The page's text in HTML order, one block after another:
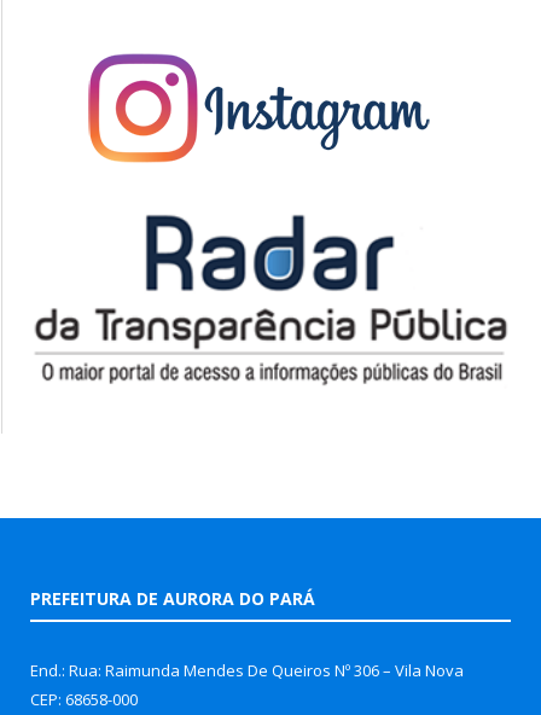
PREFEITURA DE AURORA DO PARÁ
End.: Rua: Raimunda Mendes De Queiros Nº 306 – Vila Nova
CEP: 68658-000